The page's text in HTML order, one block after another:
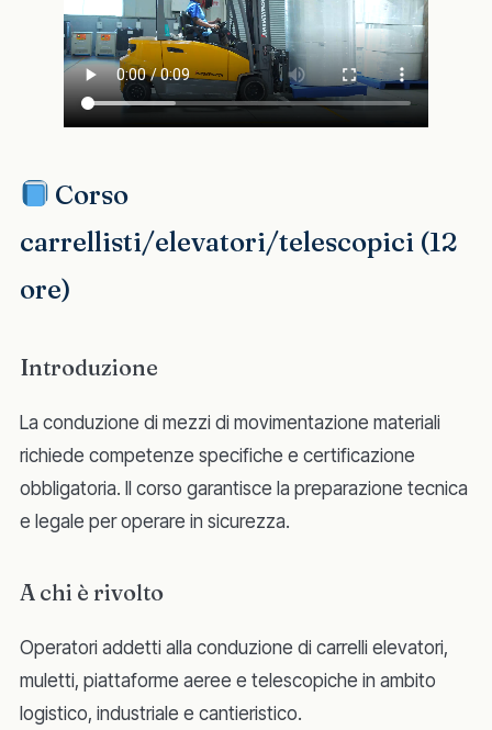
Corso
carrellisti/elevatori/telescopici (12
ore)
Introduzione
La conduzione di mezzi di movimentazione materiali
richiede competenze specifiche e certificazione
obbligatoria. Il corso garantisce la preparazione tecnica
e legale per operare in sicurezza.
A chi è rivolto
Operatori addetti alla conduzione di carrelli elevatori,
muletti, piattaforme aeree e telescopiche in ambito
logistico, industriale e cantieristico.